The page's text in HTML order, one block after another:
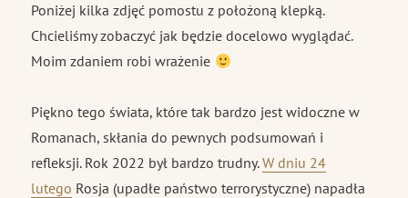
Poniżej kilka zdjęć pomostu z położoną klepką.
Chcieliśmy zobaczyć jak będzie docelowo wyglądać.
Moim zdaniem robi wrażenie
Piękno tego świata, które tak bardzo jest widoczne w
Romanach, skłania do pewnych podsumowań i
refleksji. Rok 2022 był bardzo trudny.W dniu 24
lutego Rosja (upadłe państwo terrorystyczne) napadła